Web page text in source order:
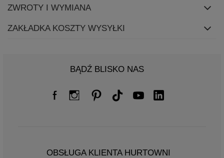
ZWROTY I WYMIANA
ZAKŁADKA KOSZTY WYSYŁKI
BĄDŹ BLISKO NAS
OBSŁUGA KLIENTA HURTOWNI